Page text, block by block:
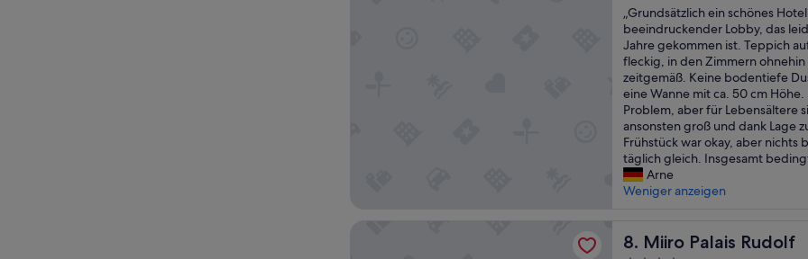
h
o
f
r
a
u
s
,
w
e
s
b
p
e
r
f
r
e
u
n
d
l
i
c
u
P
e
r
s
o
n
a
l
,
s
e
h
a
P
r
e
m
i
u
m
P
l
u
s
Z
m
10,
Wunderbar,
(1.866
Bewertungen)
„
G
r
u
n
d
s
ä
t
z
l
i
e
„Grundsätzlich ein schönes
beeindruckender Lobby, das
Jahre gekommen ist. Teppich
fleckig, in den Zimmern
zeitgemäß. Keine bodentiefe
eine Wanne mit ca. 50 cm Höhe.
Problem, aber für Lebensältere
ansonsten groß und dank Lage
Frühstück war okay, aber nichts
täglich gleich. Insgesamt
Arne
Weniger anzeigen
8. Miiro Palais Rudolf
Miiro Palais Rudolf